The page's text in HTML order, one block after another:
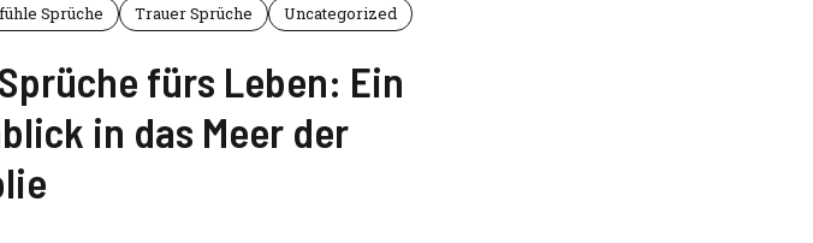
Sprüche Trauer Sprüche Uncategorized
fürs Leben: Ein
in das Meer der